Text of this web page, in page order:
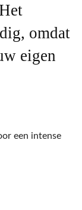
omdat
eigen
een intense